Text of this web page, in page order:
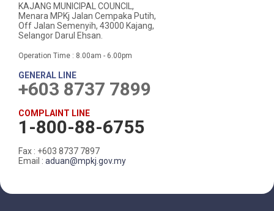
KAJANG MUNICIPAL COUNCIL,
Menara MPKj Jalan Cempaka Putih,
Off Jalan Semenyih, 43000 Kajang,
Selangor Darul Ehsan.
Operation Time : 8.00am - 6.00pm
GENERAL LINE
+603 8737 7899
COMPLAINT LINE
1-800-88-6755
Fax : +603 8737 7897
Email : aduan@mpkj.gov.my